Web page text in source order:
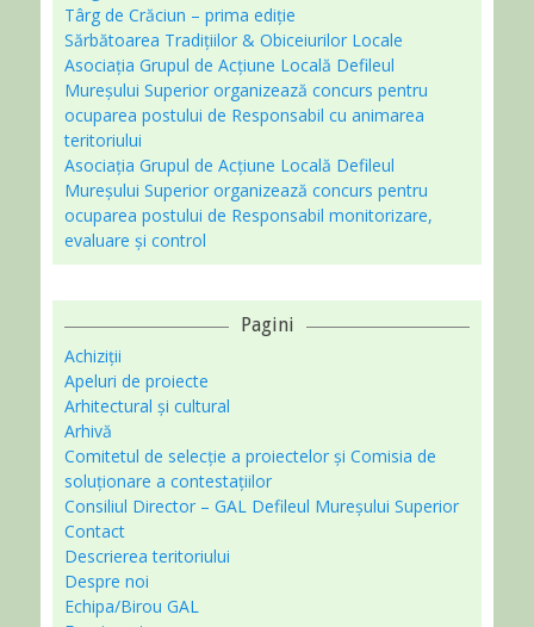
Târg de Crăciun – prima ediție
Sărbătoarea Tradițiilor & Obiceiurilor Locale
Asociaţia Grupul de Acțiune Locală Defileul
Mureșului Superior organizează concurs pentru
ocuparea postului de Responsabil cu animarea
teritoriului
Asociaţia Grupul de Acțiune Locală Defileul
Mureșului Superior organizează concurs pentru
ocuparea postului de Responsabil monitorizare,
evaluare și control
Pagini
Achiziții
Apeluri de proiecte
Arhitectural și cultural
Arhivă
Comitetul de selecție a proiectelor și Comisia de
soluționare a contestațiilor
Consiliul Director – GAL Defileul Mureșului Superior
Contact
Descrierea teritoriului
Despre noi
Echipa/Birou GAL